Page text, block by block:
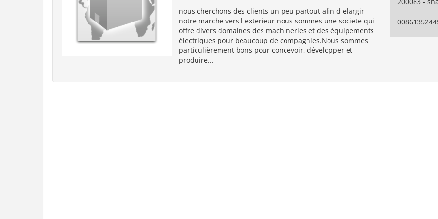
nous cherchons des clients un peu partout afin d elargir
notre marche vers l exterieur nous sommes une societe qui
offre divers domaines des machineries et des équipements
électriques pour beaucoup de compagnies.Nous sommes
particulièrement bons pour concevoir, développer et
produire...